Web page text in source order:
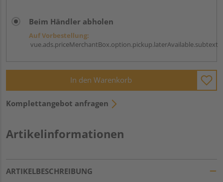
Beim Händler abholen
Auf Vorbestellung:
vue.ads.priceMerchantBox.option.pickup.laterAvailable.subtext
In den Warenkorb
Komplettangebot anfragen
Artikelinformationen
ARTIKELBESCHREIBUNG